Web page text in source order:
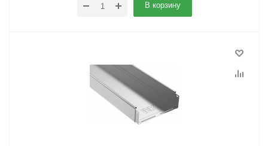
В корзину